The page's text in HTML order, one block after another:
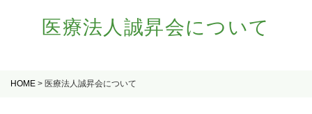
医療法人誠昇会について
HOME > 医療法人誠昇会について